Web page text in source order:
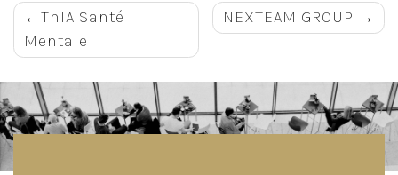
Navigation
de
l’article
ThIA Santé
Mentale
NEXTEAM GROUP